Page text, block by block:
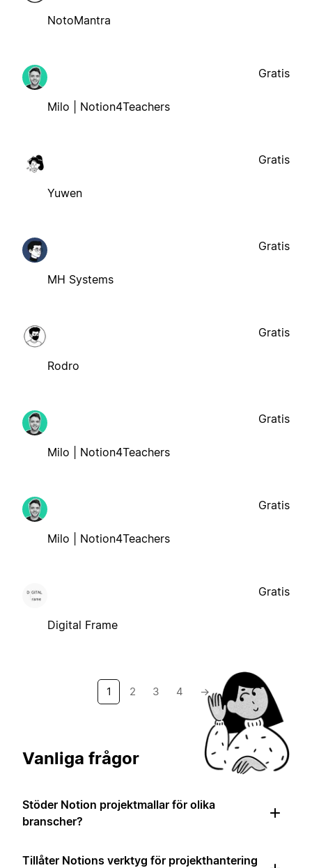
NotoMantra
Milo | Notion4Teachers
Gratis
Yuwen
Gratis
MH Systems
Gratis
Rodro
Gratis
Milo | Notion4Teachers
Gratis
Milo | Notion4Teachers
Gratis
Digital Frame
Gratis
1 2 3 4 →
Vanliga frågor
Stöder Notion projektmallar för olika
branscher?
Tillåter Notions verktyg för projekthantering